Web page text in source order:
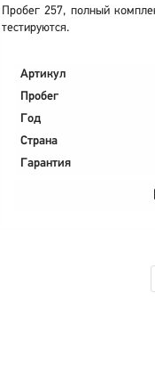
Пробег 257, полный
тестируются.
Артикул
Пробег
Год
Страна
Гарантия